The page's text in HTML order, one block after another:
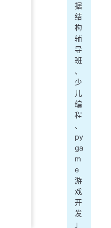
据
结
构
辅
导
班
、
少
儿
编
程
、
py
ga
m
e
游
戏
开
发
」